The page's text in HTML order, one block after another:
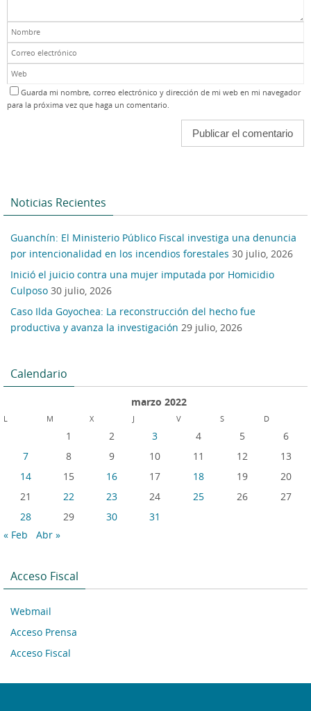
Guarda mi nombre, correo electrónico y dirección de mi web en mi navegador
para la próxima vez que haga un comentario.
Noticias Recientes
Guanchín: El Ministerio Público Fiscal investiga una denuncia
por intencionalidad en los incendios forestales 30 julio, 2026
Inició el juicio contra una mujer imputada por Homicidio
Culposo 30 julio, 2026
Caso Ilda Goyochea: La reconstrucción del hecho fue
productiva y avanza la investigación 29 julio, 2026
Calendario
marzo 2022
L M X J V S D
1 2 3 4 5
6
7
8 9 10 11 12
13
14
15 16 17 18 19
20
21
22 23 24 25 26
27
28
29 30
31
« Feb
Abr »
Acceso Fiscal
Webmail
Acceso Prensa
Acceso Fiscal